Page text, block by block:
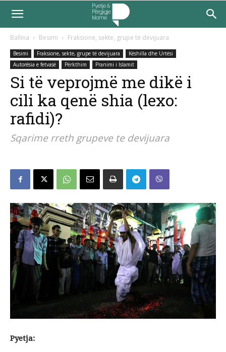
Ballina Besimi Fraksione, sekte, grupe të devijuara
Besimi Fraksione, sekte, grupe të devijuara
Këshilla dhe Urtësi
Autorësia e fetvasë
Përkthim Pranimi i Islamit
Si të veprojmë me dikë i
cili ka qenë shia (lexo:
rafidi)?
Sqarime rreth grupeve te devijuara
Pyetja: